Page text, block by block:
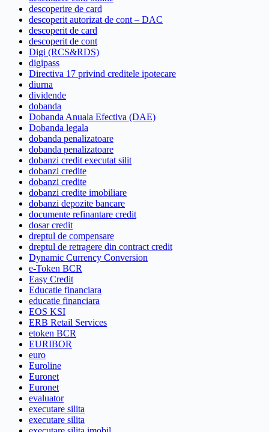
descoperire de card
descoperit autorizat de cont – DAC
descoperit de card
descoperit de cont
Digi (RCS&RDS)
digipass
Directiva 17 privind creditele ipotecare
diurna
dividende
dobanda
Dobanda Anuala Efectiva (DAE)
Dobanda legala
dobanda penalizatoare
dobanda penalizatoare
dobanzi credit executat silit
dobanzi credite
dobanzi credite
dobanzi credite imobiliare
dobanzi depozite bancare
documente refinantare credit
dosar credit
dreptul de compensare
dreptul de retragere din contract credit
Dynamic Currency Conversion
e-Token BCR
Easy Credit
Educatie financiara
educatie financiara
EOS KSI
ERB Retail Services
etoken BCR
EURIBOR
euro
Euroline
Euronet
Euronet
evaluator
executare silita
executare silita